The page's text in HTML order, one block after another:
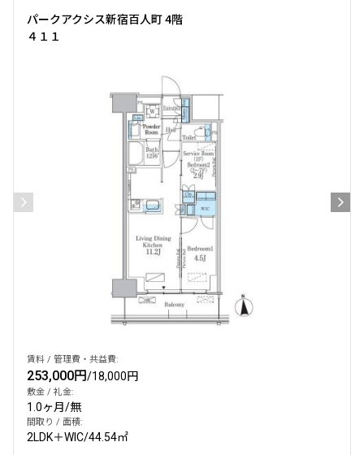
パークアクシス新宿百人町 4階
４１１
賃料 / 管理費・共益費:
253,000円/18,000円
敷金 / 礼金:
1.0ヶ月/無
間取り / 面積:
2LDK＋WIC/44.54㎡